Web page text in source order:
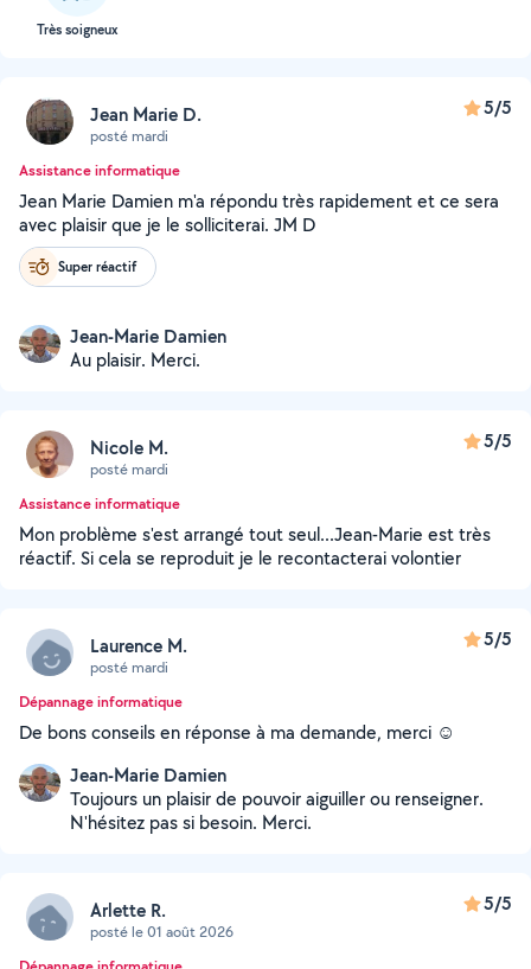
Très soigneux
Jean Marie D.
posté mardi
5/5
Assistance informatique
Jean Marie Damien m'a répondu très rapidement et ce sera
avec plaisir que je le solliciterai. JM D
Super réactif
Jean-Marie Damien
Au plaisir. Merci.
Nicole M.
posté mardi
5/5
Assistance informatique
Mon problème s'est arrangé tout seul...Jean-Marie est très
réactif. Si cela se reproduit je le recontacterai volontier
Laurence M.
posté mardi
5/5
Dépannage informatique
De bons conseils en réponse à ma demande, merci ☺️
Jean-Marie Damien
Toujours un plaisir de pouvoir aiguiller ou renseigner.
N'hésitez pas si besoin. Merci.
Arlette R.
posté le 01 août 2026
5/5